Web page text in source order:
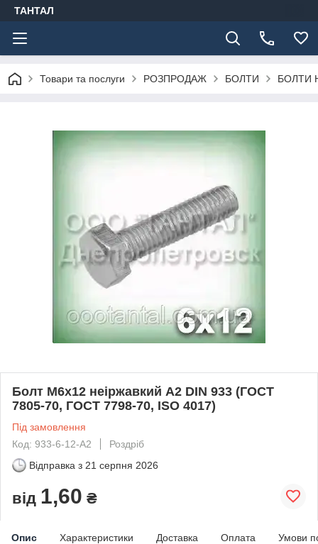
ТАНТАЛ
Товари та послуги РОЗПРОДАЖ БОЛТИ БОЛТИ
Болт М6х12 неіржавкий А2 DIN 933 (ГОСТ
7805-70, ГОСТ 7798-70, ISO 4017)
Під замовлення
Код: 933-6-12-A2
Роздріб
Відправка з 21 серпня 2026
від 1,60 ₴
Опис Характеристики Доставка Оплата Умови